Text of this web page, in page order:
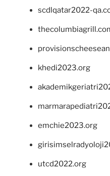
scdlqatar2022-
khedi2023.org
emchie2023.org
utcd2022.org